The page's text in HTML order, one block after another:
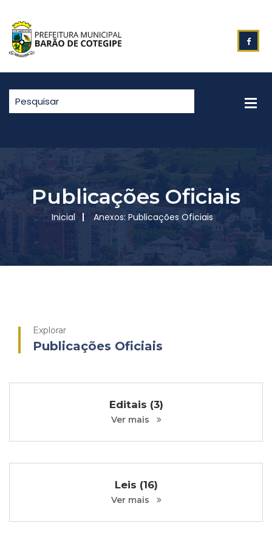
Publicações Oficiais
Inicial Anexos: Publicações Oficiais
Explorar
Publicações Oficiais
Editais (3)
Ver mais
Leis (16)
Ver mais